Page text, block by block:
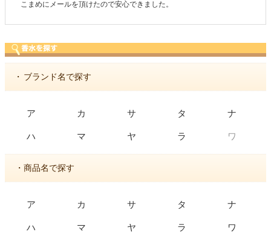
商品が早く届いたのでよかったです。また利用させてもらいます！
・ ブランド名で探す
ア カ サ タ ナ
ハ マ ヤ ラ ワ
・商品名で探す
ア カ サ タ ナ
ハ マ ヤ ラ ワ